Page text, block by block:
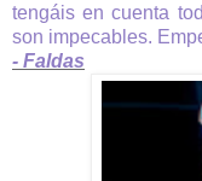
tengáis en cuenta
son impecables.
- Faldas